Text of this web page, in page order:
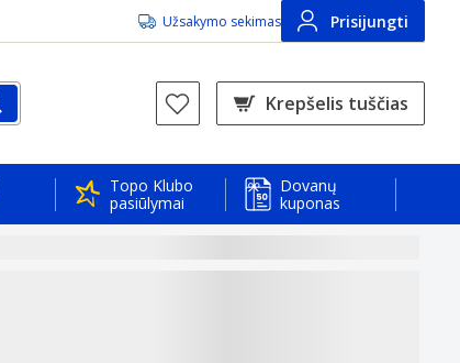
Užsakymo sekimas Prisijungti
Krepšelis tuščias
Topo Klubo
pasiūlymai
Dovanų
kuponas